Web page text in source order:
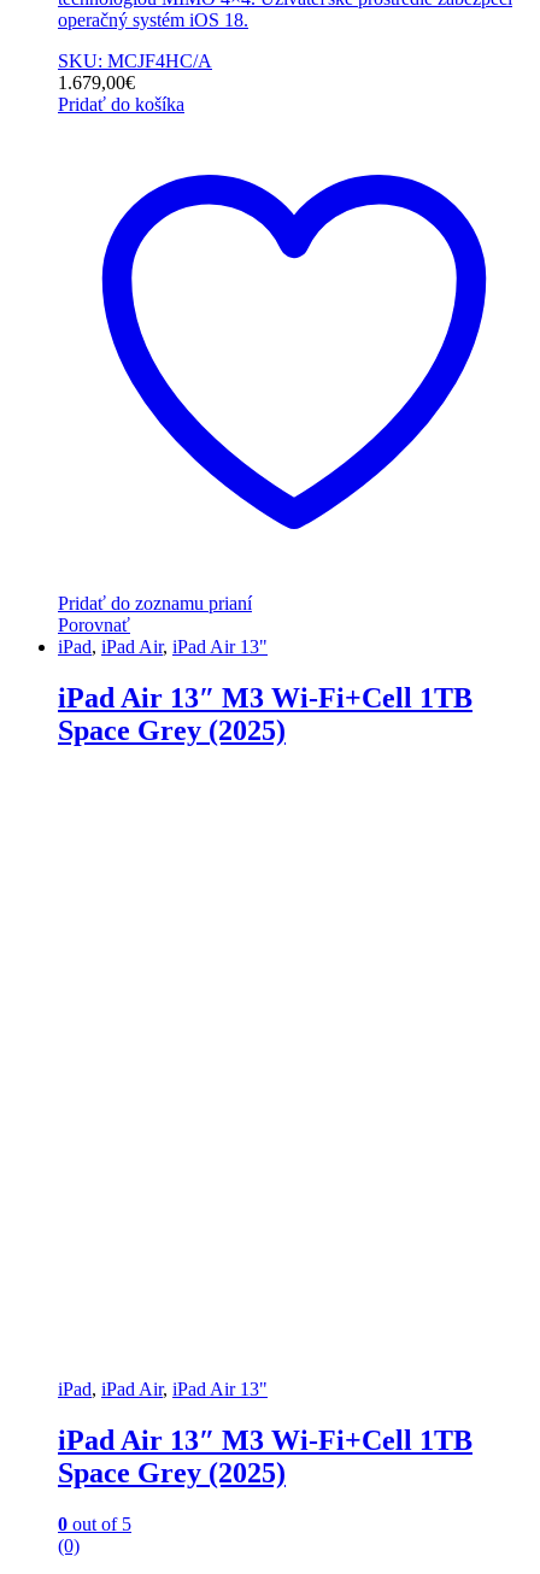
operačný systém iOS 18.
SKU: MCJF4HC/A
1.679,00€
Pridať do košíka
Pridať do zoznamu prianí
Porovnať
iPad, iPad Air, iPad Air 13"
iPad Air 13″ M3 Wi-Fi+Cell 1TB
Space Grey (2025)
iPad, iPad Air, iPad Air 13"
iPad Air 13″ M3 Wi-Fi+Cell 1TB
Space Grey (2025)
0 out of 5
(0)